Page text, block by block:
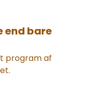
end bare
program af